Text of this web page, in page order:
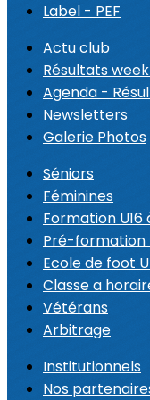
Label - PEF
Actu club
Résultats
Agenda -
Newsletters
Galerie Photos
Séniors
Féminines
Formation U16
Pré-formation
Ecole de foot
Classe a
Vétérans
Arbitrage
Institutionnels
Nos